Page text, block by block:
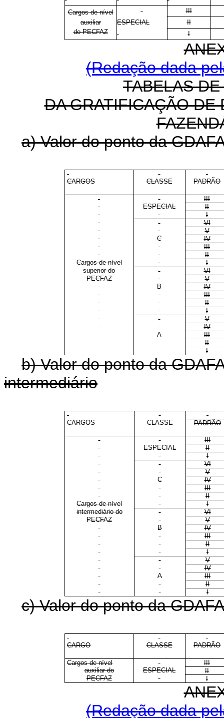
Cargos de nível
III
auxiliar
ESPECIAL
II
do PECFAZ
I
(Redação dada
TABELAS
DA GRATIFICAÇÃO DE
a) Valor do ponto da
CARGOS CLASSE PADRÃO
III
ESPECIAL
II
I
VI
V
C
IV
III
II
Cargos de nível
I
superior do
VI
PECFAZ
V
B
IV
III
II
I
V
IV
A
III
II
I
b) Valor do ponto da
intermediário
CARGOS CLASSE PADRÃO
III
ESPECIAL
II
I
VI
V
C
IV
III
II
Cargos de nível
I
intermediário do
VI
PECFAZ
V
B
IV
III
II
I
V
IV
A
III
II
I
c) Valor do ponto da
CARGO CLASSE PADRÃO
Cargos de nível
III
auxiliar do
ESPECIAL
II
PECFAZ
I
(Redação dada